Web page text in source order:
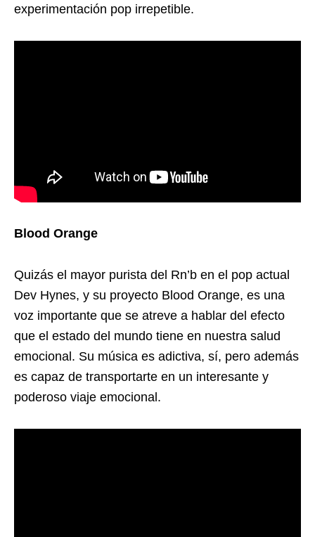
experimentación pop irrepetible.
Blood Orange
Quizás el mayor purista del Rn’b en el pop actual
Dev Hynes, y su proyecto Blood Orange, es una
voz importante que se atreve a hablar del efecto
que el estado del mundo tiene en nuestra salud
emocional. Su música es adictiva, sí, pero además
es capaz de transportarte en un interesante y
poderoso viaje emocional.